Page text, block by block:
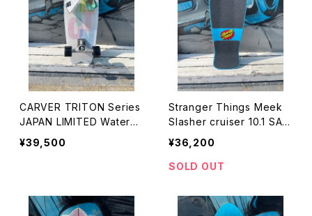
CARVER TRITON Series
JAPAN LIMITED Waterm
ark 29"
¥39,500
Stranger Things Meek
Slasher cruiser 10.1 SAN
TACRUZ SkateBoarding
¥36,200
SOLD OUT